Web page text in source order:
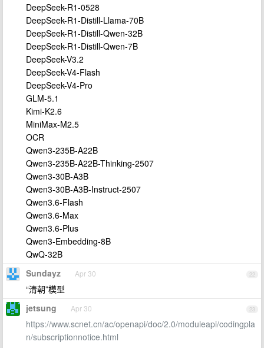
DeepSeek-R1-0528
DeepSeek-R1-Distill-Llama-70B
DeepSeek-R1-Distill-Qwen-32B
DeepSeek-R1-Distill-Qwen-7B
DeepSeek-V3.2
DeepSeek-V4-Flash
DeepSeek-V4-Pro
GLM-5.1
Kimi-K2.6
MiniMax-M2.5
OCR
Qwen3-235B-A22B
Qwen3-235B-A22B-Thinking-2507
Qwen3-30B-A3B
Qwen3-30B-A3B-Instruct-2507
Qwen3.6-Flash
Qwen3.6-Max
Qwen3.6-Plus
Qwen3-Embedding-8B
QwQ-32B
22
Sundayz Apr 30
“清朝”模型
23
jetsung Apr 30
https://www.scnet.cn/ac/openapi/doc/2.0/moduleapi/codingpla
n/subscriptionnotice.html